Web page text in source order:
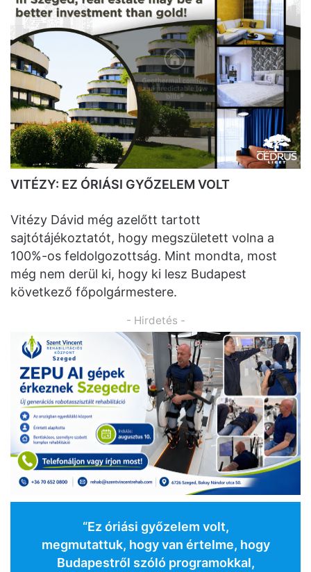
VITÉZY: EZ ÓRIÁSI GYŐZELEM VOLT
Vitézy Dávid még azelőtt tartott
sajtótájékoztatót, hogy megszületett volna a
100%-os feldolgozottság. Mint mondta, most
még nem derül ki, hogy ki lesz Budapest
következő főpolgármestere.
- Hirdetés -
“Ez óriási győzelem volt,
megmutattuk, hogy van értelme, hogy
Budapestről szóló programokkal,